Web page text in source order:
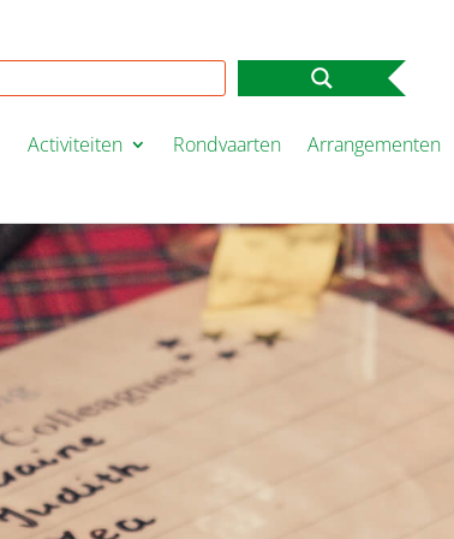
Activiteiten Rondvaarten Arrangementen